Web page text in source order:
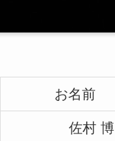
お名前
佐村 博